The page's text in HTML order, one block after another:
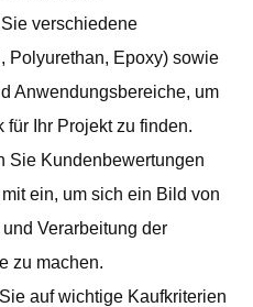
verschiedene
Polyurethan, Epoxy) sowie
Anwendungsbereiche, um
Ihr Projekt zu finden.
Sie Kundenbewertungen
ein, um sich ein Bild von
Verarbeitung der
zu machen.
auf wichtige Kaufkriterien